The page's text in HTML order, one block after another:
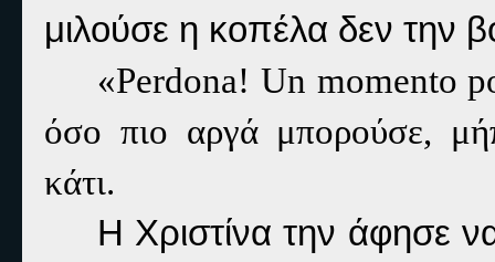
μιλούσε η κοπέλα δεν την
«Perdona! Un momento
όσο πιο αργά μπορούσε,
κάτι.
Η Χριστίνα την άφησε